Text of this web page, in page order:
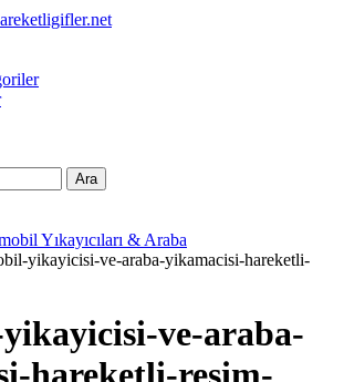
Ara
Yıkayıcıları & Araba
yikayicisi-ve-araba-yikamacisi-hareketli-
ve-araba-